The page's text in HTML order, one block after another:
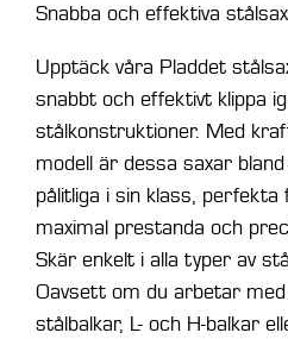
Snabba och effektiva
Upptäck våra Pladdet
snabbt och effektivt klippa
stålkonstruktioner. Med
modell är dessa saxar
pålitliga i sin klass,
maximal prestanda och
Skär enkelt i alla typer av
Oavsett om du arbetar
stålbalkar, L- och H-balkar